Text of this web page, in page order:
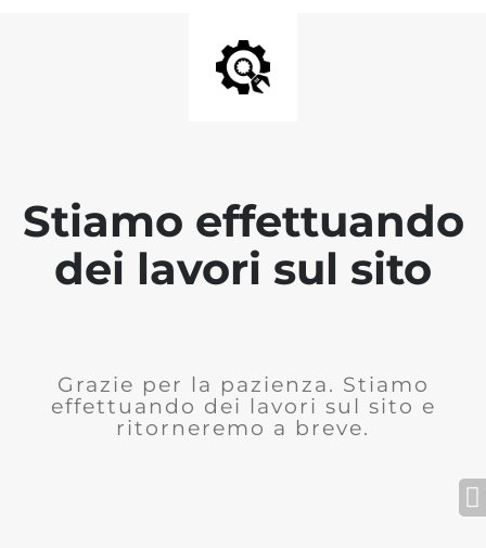
Stiamo effettuando
dei lavori sul sito
Grazie per la pazienza. Stiamo
effettuando dei lavori sul sito e
ritorneremo a breve.